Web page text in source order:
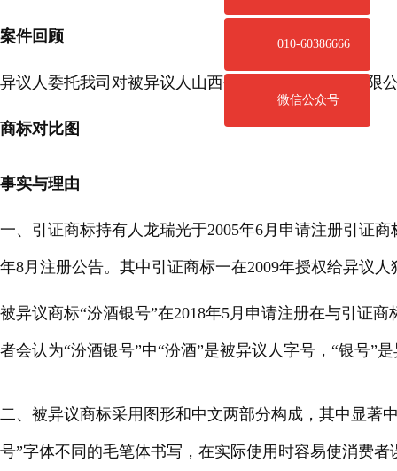
010-60386666
微信公众号
案件回顾
异议人委托我司对被异议人山西杏花村汾酒厂股份有限
商标对比图
事实与理由
一、引证商标持有人龙瑞光于2005年6月申请注册引证
年8月注册公告。其中引证商标一在2009年授权给异议
被异议商标“汾酒银号”在2018年5月申请注册在与引证
者会认为“汾酒银号”中“汾酒”是被异议人字号，“银号”
二、被异议商标采用图形和中文两部分构成，其中显著
号”字体不同的毛笔体书写，在实际使用时容易使消费